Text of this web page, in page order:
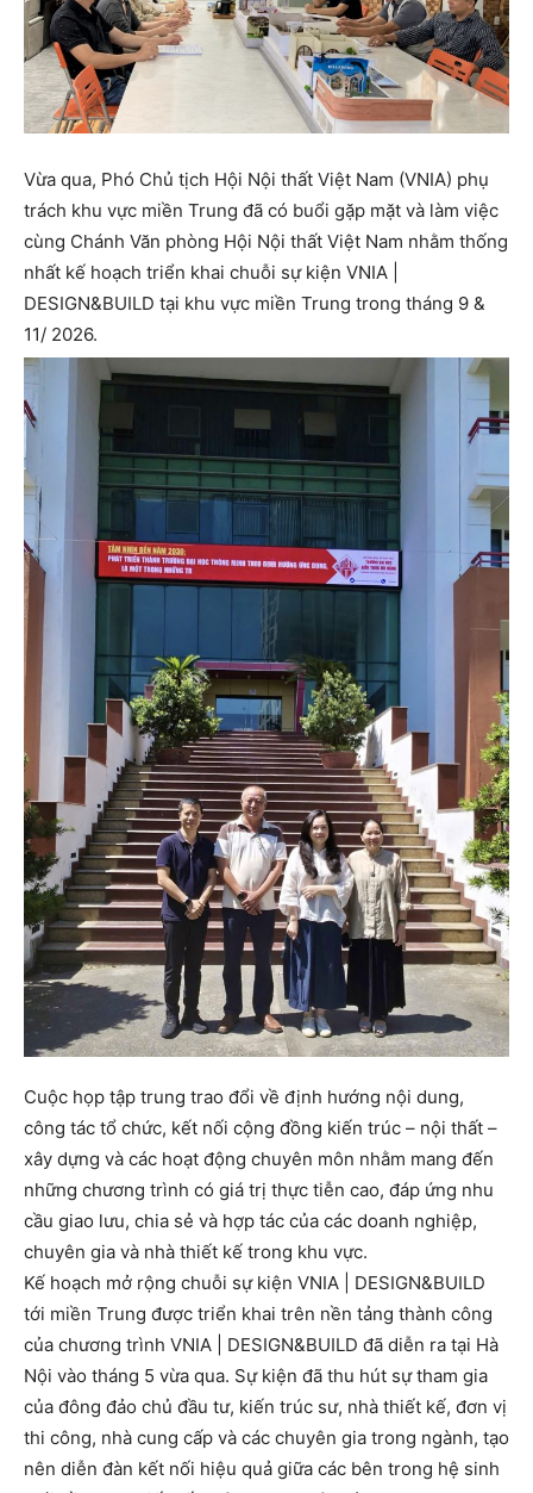
Vừa qua, Phó Chủ tịch Hội Nội thất Việt Nam (VNIA) phụ
trách khu vực miền Trung đã có buổi gặp mặt và làm việc
cùng Chánh Văn phòng Hội Nội thất Việt Nam nhằm thống
nhất kế hoạch triển khai chuỗi sự kiện VNIA |
DESIGN&BUILD tại khu vực miền Trung trong tháng 9 &
11/ 2026.
Cuộc họp tập trung trao đổi về định hướng nội dung,
công tác tổ chức, kết nối cộng đồng kiến trúc – nội thất –
xây dựng và các hoạt động chuyên môn nhằm mang đến
những chương trình có giá trị thực tiễn cao, đáp ứng nhu
cầu giao lưu, chia sẻ và hợp tác của các doanh nghiệp,
chuyên gia và nhà thiết kế trong khu vực.
Kế hoạch mở rộng chuỗi sự kiện VNIA | DESIGN&BUILD
tới miền Trung được triển khai trên nền tảng thành công
của chương trình VNIA | DESIGN&BUILD đã diễn ra tại Hà
Nội vào tháng 5 vừa qua. Sự kiện đã thu hút sự tham gia
của đông đảo chủ đầu tư, kiến trúc sư, nhà thiết kế, đơn vị
thi công, nhà cung cấp và các chuyên gia trong ngành, tạo
nên diễn đàn kết nối hiệu quả giữa các bên trong hệ sinh